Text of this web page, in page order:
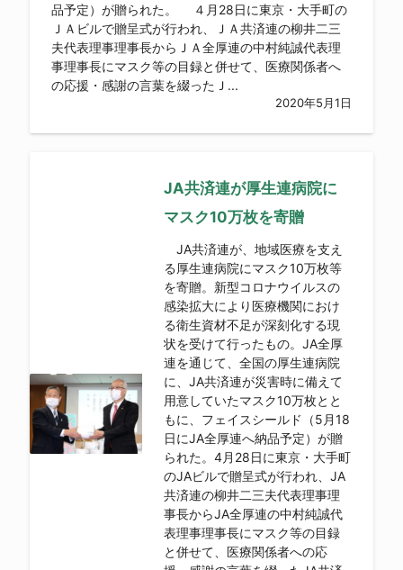
品予定）が贈られた。 ４月28日に東京・大手町の
ＪＡビルで贈呈式が行われ、ＪＡ共済連の柳井二三
夫代表理事理事長からＪＡ全厚連の中村純誠代表理
事理事長にマスク等の目録と併せて、医療関係者へ
の応援・感謝の言葉を綴ったＪ...
2020年5月1日
JA共済連が厚生連病院に
マスク10万枚を寄贈
JA共済連が、地域医療を支え
る厚生連病院にマスク10万枚等
を寄贈。新型コロナウイルスの
感染拡大により医療機関におけ
る衛生資材不足が深刻化する現
状を受けて行ったもの。JA全厚
連を通じて、全国の厚生連病院
に、JA共済連が災害時に備えて
用意していたマスク10万枚とと
もに、フェイスシールド（5月18
日にJA全厚連へ納品予定）が贈
られた。4月28日に東京・大手町
のJAビルで贈呈式が行われ、JA
共済連の柳井二三夫代表理事理
事長からJA全厚連の中村純誠代
表理事理事長にマスク等の目録
と併せて、医療関係者への応